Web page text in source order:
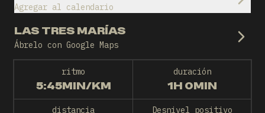
Agregar al calendario
LAS TRES MARÍAS
Ábrelo con Google Maps
ritmo
5:45MIN/KM
duración
1H 0MIN
distancia Desnivel positivo